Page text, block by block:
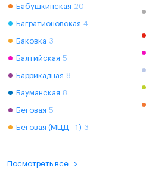
Бабушкинская 20
Багратионовская 4
Баковка 3
Балтийская 5
Баррикадная 8
Бауманская 8
Беговая 5
Беговая (МЦД - 1) 3
Посмотреть все